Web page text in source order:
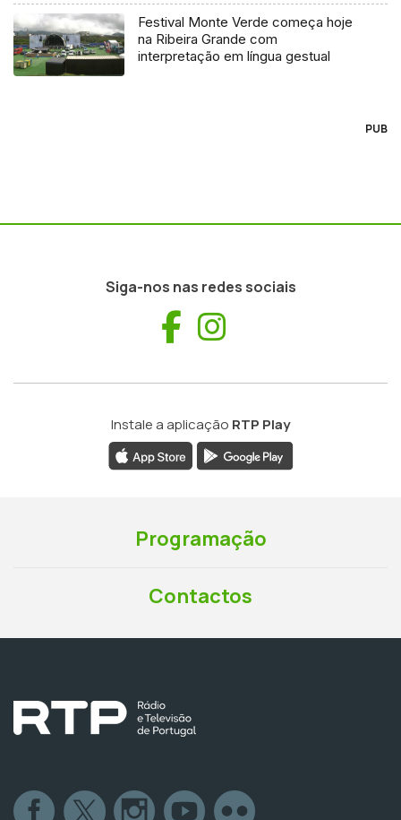
Festival Monte Verde começa hoje
na Ribeira Grande com
interpretação em língua gestual
PUB
Siga-nos nas redes sociais
Facebook
Instale a aplicação RTP Play
Programação
Contactos